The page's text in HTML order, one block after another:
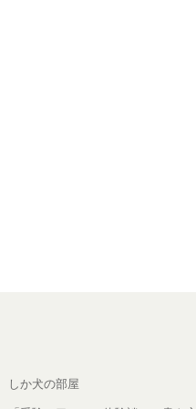
しか犬の部屋